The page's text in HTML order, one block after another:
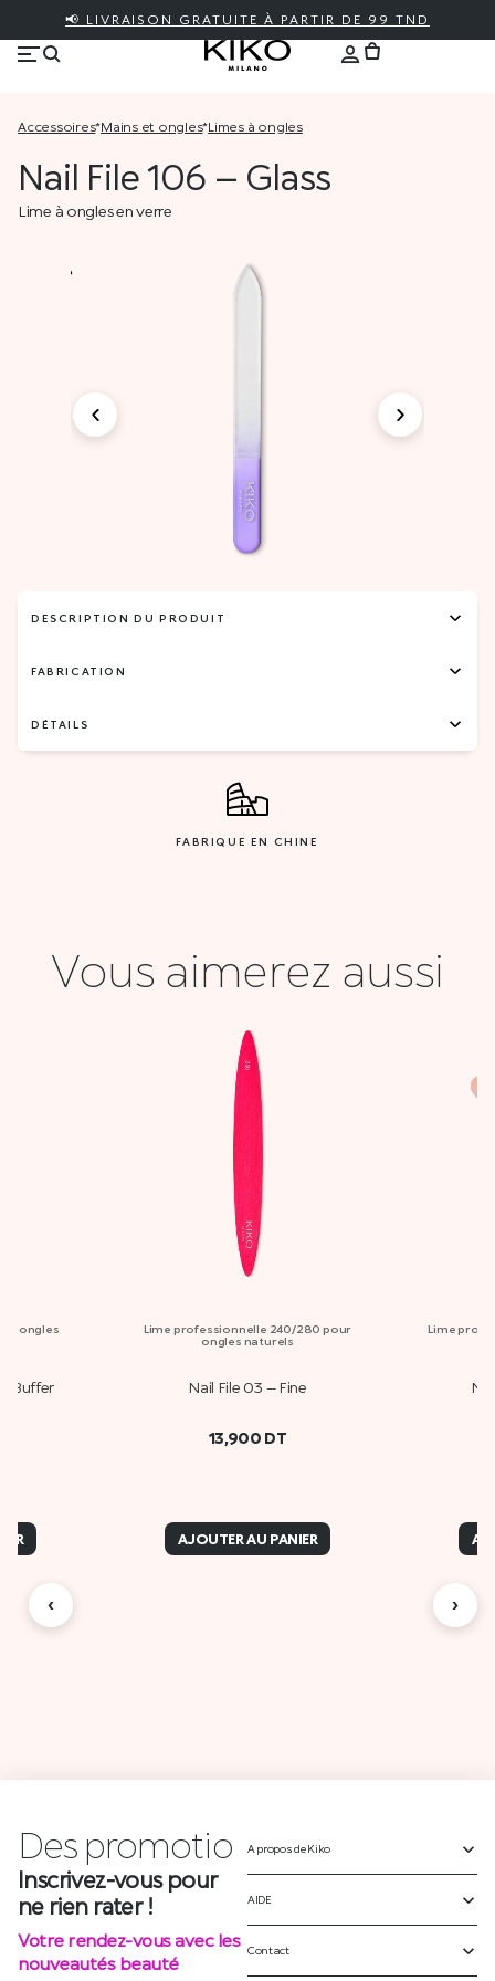
📢 LIVRAISON GRATUITE À PARTIR DE 99 TND
accessoires* mains et ongles* limes à ongles
Nail File 106 – Glass
Lime à ongles en verre
DESCRIPTION DU PRODUIT
FABRICATION
DÉTAILS
FABRIQUE EN CHINE
Vous aimerez aussi
ongles
Buffer
Lime professionnelle 240/280 pour
ongles naturels
Nail File 03 – Fine
13,900 DT
AJOUTER AU PANIER
Lime
‹ ›
promotion
Inscrivez-vous pour
ne rien rater !
Votre rendez-vous avec les
nouveautés beauté
AIDE
Contact